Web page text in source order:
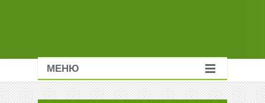
МЕНЮ